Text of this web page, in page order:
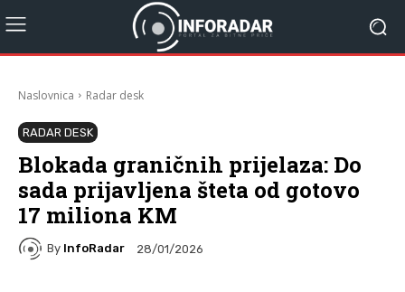
Naslovnica Radar desk
RADAR DESK
Blokada graničnih prijelaza: Do
sada prijavljena šteta od gotovo
17 miliona KM
By InfoRadar 28/01/2026